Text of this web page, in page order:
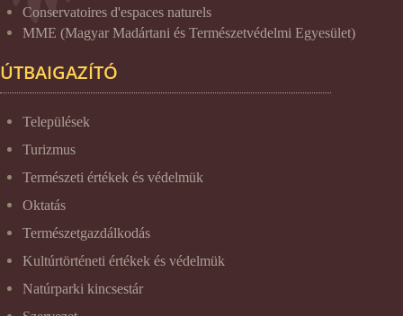
Conservatoires d'espaces naturels
MME (Magyar Madártani és Természetvédelmi Egyesület)
ÚTBAIGAZÍTÓ
Települések
Turizmus
Természeti értékek és védelmük
Oktatás
Természetgazdálkodás
Kultúrtörténeti értékek és védelmük
Natúrparki kincsestár